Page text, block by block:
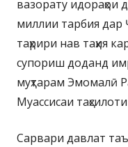
вазорату
миллии тарбия дар
таҳрири нав таҳия
супориш доданд
муҳтарам Эмомалӣ
Муассисаи
Сарвари давлат